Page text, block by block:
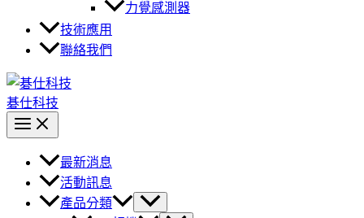
力覺感測器
技術應用
聯絡我們
碁仕科技
最新消息
活動訊息
產品分類